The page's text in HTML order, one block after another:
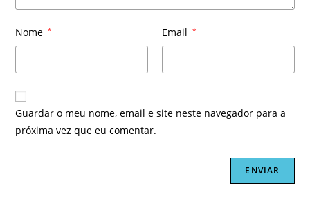
Nome * Email *
Guardar o meu nome, email e site neste navegador para a
próxima vez que eu comentar.